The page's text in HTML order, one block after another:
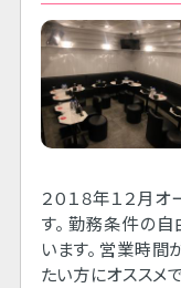
２０１８年１２月
す。 勤務条件の
います。 営業時間
たい方にオススメで